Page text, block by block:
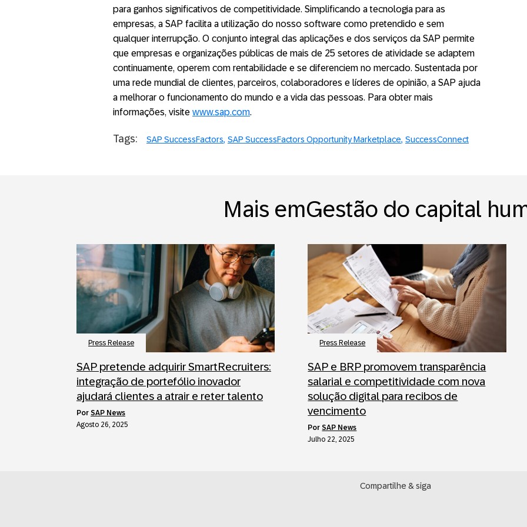
para ganhos significativos de competitividade. Simplificando a tecnologia para as
empresas, a SAP facilita a utilização do nosso software como pretendido e sem
qualquer interrupção. O conjunto integral das aplicações e dos serviços da SAP permite
que empresas e organizações públicas de mais de 25 setores de atividade se adaptem
continuamente, operem com rentabilidade e se diferenciem no mercado. Sustentada por
uma rede mundial de clientes, parceiros, colaboradores e líderes de opinião, a SAP ajuda
a melhorar o funcionamento do mundo e a vida das pessoas. Para obter mais
informações, visite www.sap.com.
Tags: SAP SuccessFactors SAP SuccessFactors Opportunity Marketplace SuccessConnect
Mais emGestão do capital
Press Release
SAP pretende adquirir SmartRecruiters:
integração de portefólio inovador
ajudará clientes a atrair e reter talento
por SAP News
Agosto 26, 2025
Press Release
SAP e BRP promovem transparência
salarial e competitividade com nova
solução digital para recibos de
vencimento
porSAP News
Julho 22, 2025
Compartilhe & siga